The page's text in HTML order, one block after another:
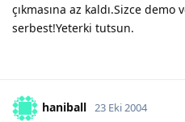
çıkmasına az kaldı.Sizce demo
serbest!Yeterki tutsun.
haniball 23 Eki 2004